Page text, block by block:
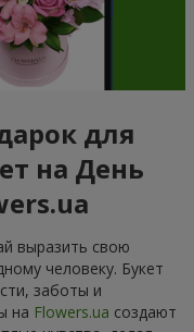
для
на День
выразить свою
человеку. Букет
заботы и
на Flowers.ua создают